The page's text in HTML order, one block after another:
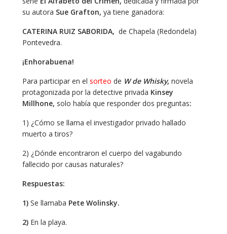
su autora Sue Grafton, ya tiene ganadora:
CATERINA RUIZ SABORIDA, de Chapela (Redondela)
Pontevedra.
¡Enhorabuena!
Para participar en el sorteo de W de Whisky, novela
protagonizada por la detective privada Kinsey
Millhone, solo había que responder dos preguntas:
1) ¿Cómo se llama el investigador privado hallado
muerto a tiros?
2) ¿Dónde encontraron el cuerpo del vagabundo
fallecido por causas naturales?
Respuestas:
1) Se llamaba Pete Wolinsky.
2) En la playa.